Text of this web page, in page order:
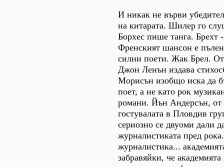
И никак не върви
на китарата. Шилер го
Борхес пише танга. Брехт
Френският шансон е пълен
силни поети. Жак Брел. От
Джон Ленън издава
Морисън изобщо иска да
поет, а не като рок
романи. Йън Андерсън, от
гостувалата в Пловдив
сериозно се двуоми дали
журналистиката пред
журналистика...
забравяйки, че